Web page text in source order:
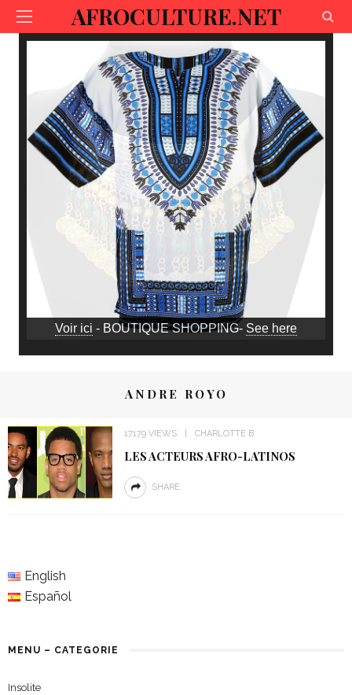
AFROCULTURE.NET
Voir ici - BOUTIQUE SHOPPING- See here
ANDRE ROYO
17179 VIEWS CHARLOTTE B
LES ACTEURS AFRO-LATINOS
SHARE
English
Español
MENU – CATEGORIE
Insolite